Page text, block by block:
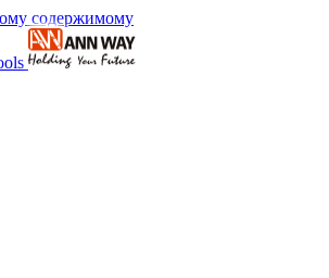
содержимому